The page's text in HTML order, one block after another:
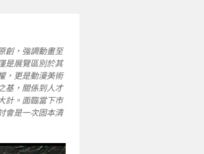
創，強調動畫至
是展覽區別於其
，更是動漫美術
基，關係到人才
計。面臨當下市
會是一次固本清